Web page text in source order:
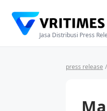
Jasa Distribusi Press
press release